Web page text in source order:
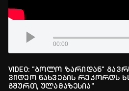
00:00
VIDEO: "ბოლო ზარიდან"
ვიდეო ნახვების რეკორდს
გშურთ, ულამაზესია"